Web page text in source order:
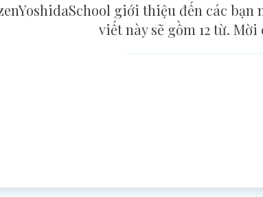
giới thiệu đến các
viết này sẽ gồm 12 từ.